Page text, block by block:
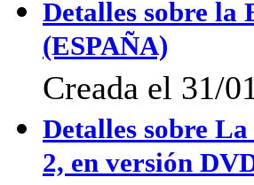
Detalles sobre la
(ESPAÑA)
Creada el 31/
Detalles sobre
2, en versión